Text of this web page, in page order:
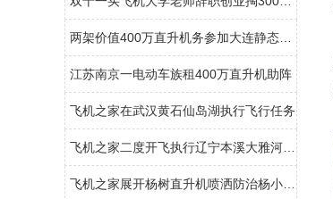
江苏南京一电动车族租400万直升机助阵
飞机之家在武汉黄石仙岛湖执行飞行任务